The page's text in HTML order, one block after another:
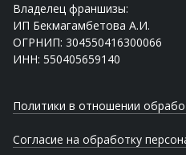
Владелец франшизы:
ИП Бекмагамбетова А.И.
ОГРНИП: 304550416300066
ИНН: 550405659140
Политики в отношении
Согласие на обработку